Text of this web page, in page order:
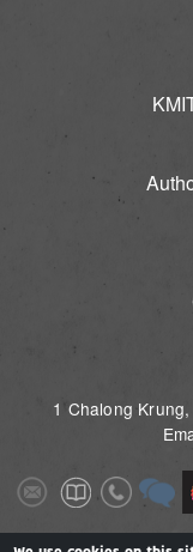
1 Chalong
ImageImageImageImage